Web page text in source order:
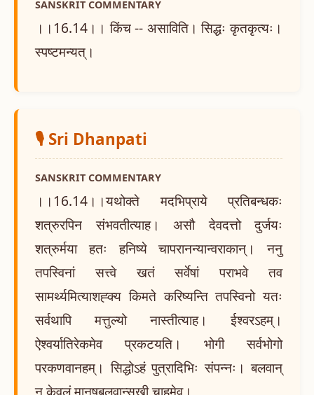
SANSKRIT COMMENTARY
।।16.14।। किंच -- असाविति। सिद्धः कृतकृत्यः।
स्पष्टमन्यत्।
🎙️ Sri Dhanpati
SANSKRIT COMMENTARY
।।16.14।।यथोक्ते मदभिप्राये प्रतिबन्धकः
शत्रुरपिन संभवतीत्याह। असौ देवदत्तो दुर्जयः
शत्रुर्मया हतः हनिष्ये चापरानन्यान्वराकान्। ननु
तपस्विनां सत्त्वे खतं सर्वेषां पराभवे तव
सामर्थ्यमित्याशह्क्य किमते करिष्यन्ति तपस्विनो यतः
सर्वथापि मत्तुल्यो नास्तीत्याह। ईश्वरऽहम्।
ऐश्वर्यातिरेकमेव प्रकटयति। भोगी सर्वभोगो
परकणवानहम्। सिद्धोऽहं पुत्रादिभिः संपन्नः। बलवान्
न केवलं मानुषबलवान्सुखी चाहमेव।